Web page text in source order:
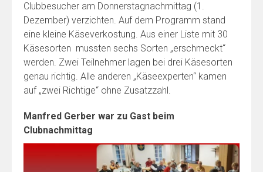
Clubbesucher am Donnerstagnachmittag (1.
Dezember) verzichten. Auf dem Programm stand
eine kleine Käseverkostung. Aus einer Liste mit 30
Käsesorten mussten sechs Sorten „erschmeckt“
werden. Zwei Teilnehmer lagen bei drei Käsesorten
genau richtig. Alle anderen „Käseexperten“ kamen
auf „zwei Richtige“ ohne Zusatzzahl.
Manfred Gerber war zu Gast beim
Clubnachmittag